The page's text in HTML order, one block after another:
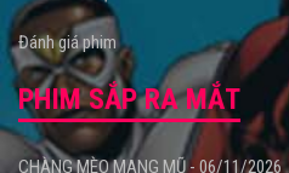
Đánh giá phim
PHIM SẮP RA MẮT
CHÀNG MÈO MANG MŨ - 06/11/2026